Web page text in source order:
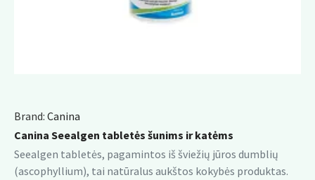
Brand: Canina
Canina Seealgen tabletės šunims ir katėms
Seealgen tabletės, pagamintos iš šviežių jūros dumblių
(ascophyllium), tai natūralus aukštos kokybės produktas.